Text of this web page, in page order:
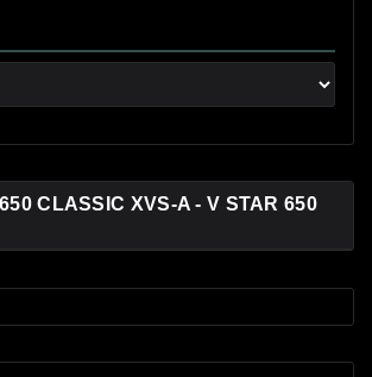
CLASSIC XVS-A - V STAR 650